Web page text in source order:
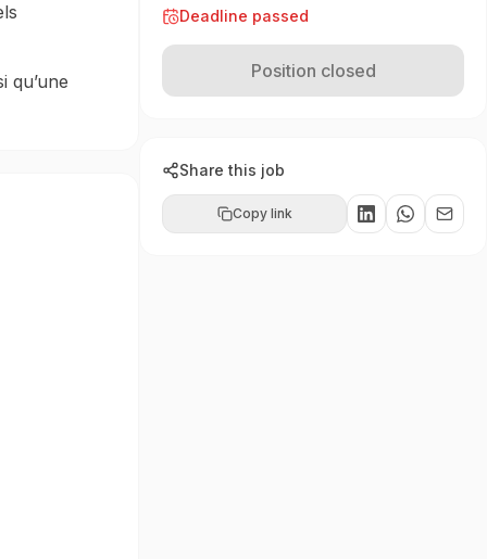
qu’une
Deadline passed
Position closed
Share this job
Copy link